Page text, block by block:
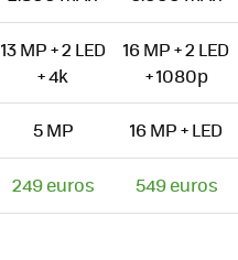
13 MP + 2 LED
+ 4k
16 MP + 2 LED
+ 1080p
5 MP 16 MP + LED
249 euros 549 euros